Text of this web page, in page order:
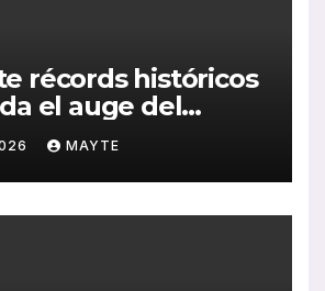
récords históricos
el auge del
público en San
MAYTE